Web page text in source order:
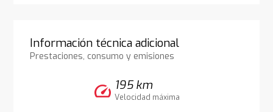
Información técnica adicional
Prestaciones, consumo y emisiones
speed 195 km
Velocidad máxima